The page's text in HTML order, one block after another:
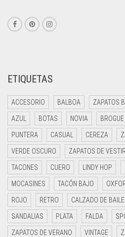
ETIQUETAS
ACCESORIO BALBOA ZAPATOS
AZUL BOTAS NOVIA BROGUE
PUNTERA CASUAL CEREZA
VERDE OSCURO ZAPATOS DE VESTIR
TACONES CUERO LINDY HOP
MOCASINES TACÓN BAJO
ROJO RETRO CALZADO DE
SANDALIAS PLATA FALDA
ZAPATOS DE VERANO VINTAGE